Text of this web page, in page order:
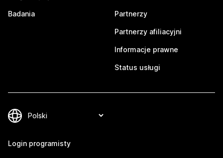
Badania Partnerzy
Partnerzy afiliacyjni
Informacje prawne
Status usługi
Login programisty